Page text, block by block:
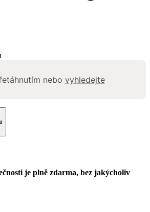
nebo vyhledejte
je plně zdarma, bez jakýcholiv